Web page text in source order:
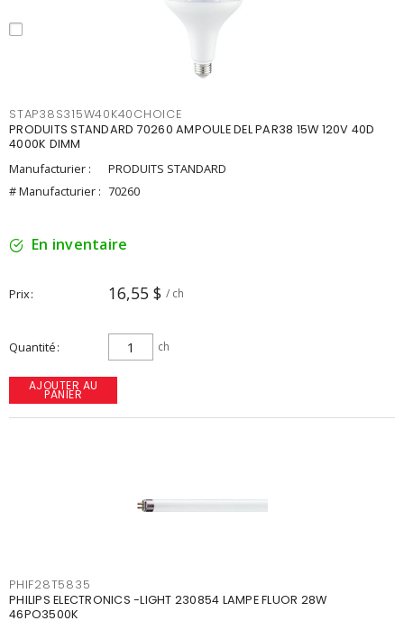
STAP38S315W40K40CHOICE
PRODUITS STANDARD 70260 AMPOULE DEL PAR38 15W 120V 40D
4000K DIMM
Manufacturier :
PRODUITS STANDARD
# Manufacturier : 70260
En inventaire
Prix 16,55 $ / ch
Quantité ch
AJOUTER AU
PANIER
PHIF28T5835
PHILIPS ELECTRONICS -LIGHT 230854 LAMPE FLUOR 28W
46PO3500K